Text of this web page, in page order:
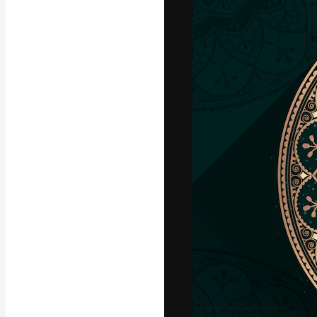
La plateforme
vos meilleurs
d’abonnés :
Français